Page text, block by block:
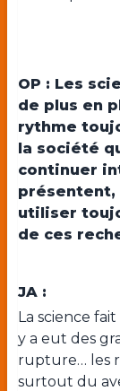
OP : Les
de plus en
rythme
la société
continuer
présentent,
utiliser
de ces
JA :
La science fait
y a eut des
rupture… les
surtout du